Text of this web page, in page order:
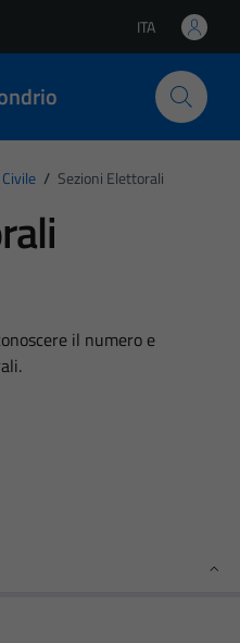
Lingua attiva:
ITA
/ Sezioni Elettorali
il numero e